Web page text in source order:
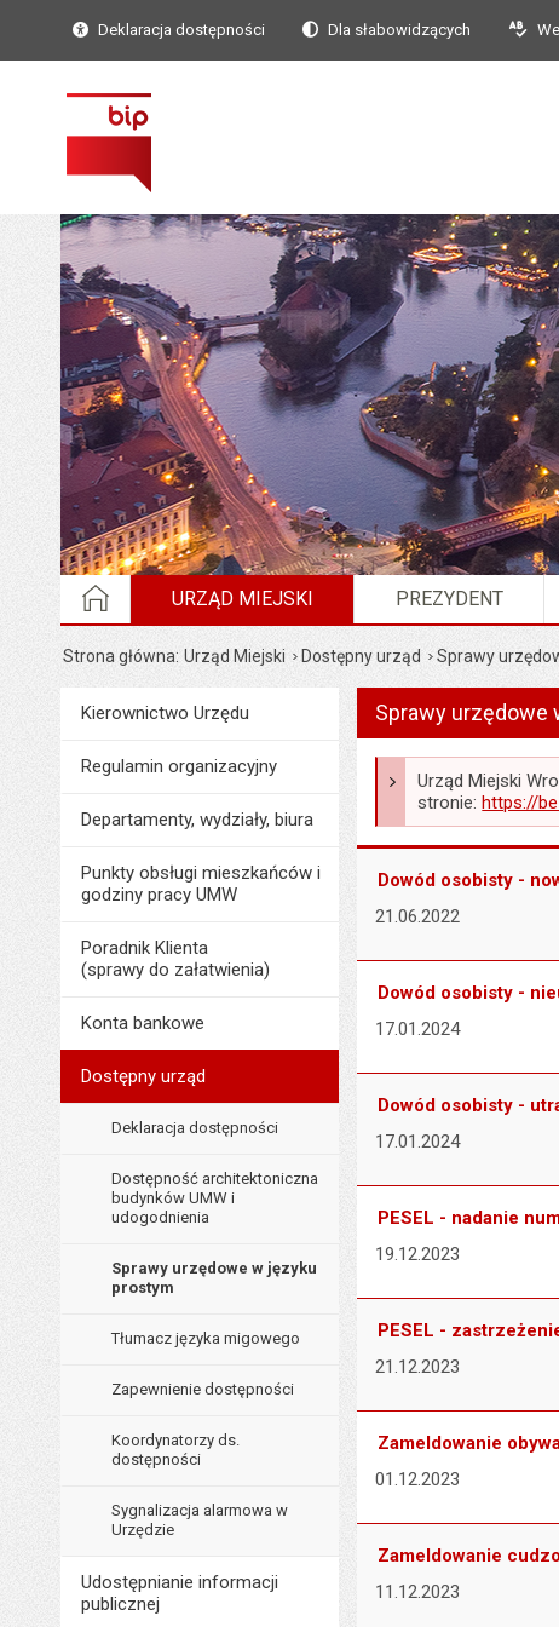
Deklaracja dostępności Dla słabowidzących
STRONA GŁÓWNA
URZĄD MIEJSKI PREZYDENT
Strona główna Urząd Miejski Dostępny urząd Sprawy
MenuUrząd Miejski
Kierownictwo Urzędu
Regulamin organizacyjny
Departamenty, wydziały, biura
Punkty obsługi mieszkańców i
godziny pracy UMW
Poradnik Klienta
(sprawy do załatwienia)
Konta bankowe
Dostępny urząd
Deklaracja dostępności
Dostępność architektoniczna
budynków UMW i
udogodnienia
Sprawy urzędowe w języku
prostym
Tłumacz języka migowego
Zapewnienie dostępności
Koordynatorzy ds.
dostępności
Sygnalizacja alarmowa w
Urzędzie
Udostępnianie informacji
publicznej
Sprawy urzędowe
Urząd Miejski
stronie:https://
Dowód osobisty -
21.06.2022
Dowód osobisty -
17.01.2024
Dowód osobisty -
17.01.2024
PESEL - nadanie
19.12.2023
PESEL -
21.12.2023
Zameldowanie
01.12.2023
Zameldowanie
11.12.2023